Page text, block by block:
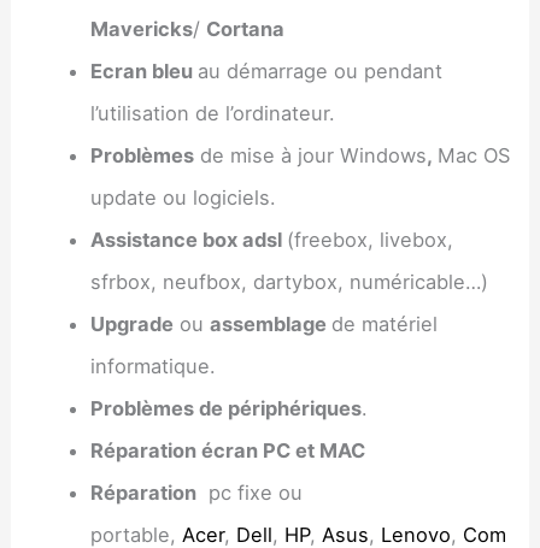
Mavericks/ Cortana
Ecran bleu au démarrage ou pendant
l’utilisation de l’ordinateur.
Problèmesde mise à jour Windows, Mac OS
update ou logiciels.
Assistance box adsl (freebox, livebox,
sfrbox, neufbox, dartybox, numéricable…)
Upgrade ou assemblage de matériel
informatique.
Problèmes de périphériques.
Réparation écran PC et MAC
Réparationpc fixe ou
portable, Acer, Dell, HP, Asus, Lenovo, Com